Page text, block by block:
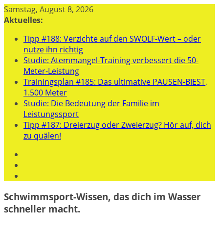
Zum
Inhalt
Samstag, August 8, 2026
Aktuelles:
Tipp #188: Verzichte auf den SWOLF-Wert – oder
nutze ihn richtig
Studie: Atemmangel-Training verbessert die 50-
Meter-Leistung
Trainingsplan #185: Das ultimative PAUSEN-BIEST,
1.500 Meter
Studie: Die Bedeutung der Familie im
Leistungssport
Tipp #187: Dreierzug oder Zweierzug? Hör auf, dich
zu quälen!
Schwimmsport-Wissen, das dich im Wasser
schneller macht.